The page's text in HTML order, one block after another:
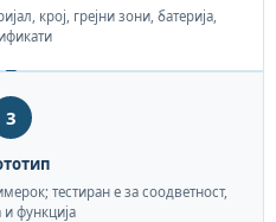
крој, грејни зони, батерија,
3
тестиран е за соодветност,
функција